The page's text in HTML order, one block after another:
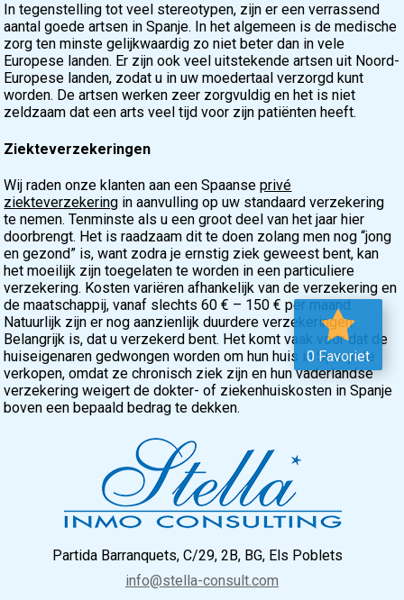
In tegenstelling tot veel stereotypen, zijn er een verrassend
aantal goede artsen in Spanje. In het algemeen is de medische
zorg ten minste gelijkwaardig zo niet beter dan in vele
Europese landen. Er zijn ook veel uitstekende artsen uit Noord-
Europese landen, zodat u in uw moedertaal verzorgd kunt
worden. De artsen werken zeer zorgvuldig en het is niet
zeldzaam dat een arts veel tijd voor zijn patiënten heeft.
Ziekteverzekeringen
Wij raden onze klanten aan een Spaanseprivé
ziekteverzekering in aanvulling op uw standaard verzekering
te nemen. Tenminste als u een groot deel van het jaar hier
doorbrengt. Het is raadzaam dit te doen zolang men nog “jong
en gezond” is, want zodra je ernstig ziek geweest bent, kan
het moeilijk zijn toegelaten te worden in een particuliere
verzekering. Kosten variëren afhankelijk van de verzekering en
de maatschappij, vanaf slechts 60 € – 150 € per maand.
Natuurlijk zijn er nog aanzienlijk duurdere verzekeringen.
Belangrijk is, dat u verzekerd bent. Het komt vaak voor dat de
huiseigenaren gedwongen worden om hun huis in Spanje te
verkopen, omdat ze chronisch ziek zijn en hun vaderlandse
verzekering weigert de dokter- of ziekenhuiskosten in Spanje
boven een bepaald bedrag te dekken.
0 Favoriet
Partida Barranquets, C/29, 2B, BG, Els Poblets
info@stella-consult.com